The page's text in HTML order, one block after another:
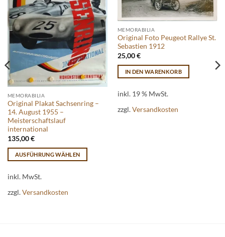
MEMORABILIA
Original Plakat Sachsenring –
14. August 1955 –
Meisterschaftslauf
international
135,00€
AUSFÜHRUNG WÄHLEN
Produkt
mehrere
inkl. MwSt.
zzgl.Versandkosten
MEMORABILIA
Original Foto Peugeot Rallye St.
Sebastien 1912
25,00€
IN DEN WARENKORB
inkl. 19 % MwSt.
zzgl.Versandkosten